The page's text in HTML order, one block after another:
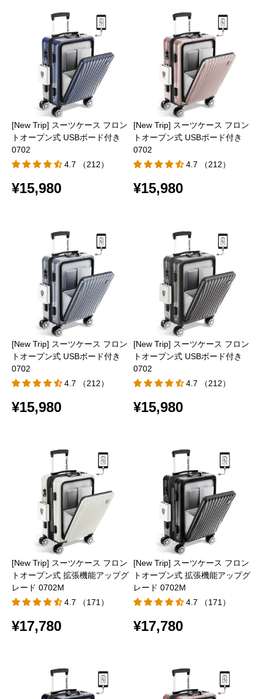
[New Trip] スーツケース フロン
トオープン式 USBボード付き
0702
4.7 （212）
¥15,980
[New Trip] スーツケース フロン
トオープン式 USBボード付き
0702
4.7 （212）
¥15,980
[New Trip] スーツケース フロン
トオープン式 USBボード付き
0702
4.7 （212）
¥15,980
[New Trip] スーツケース フロン
トオープン式 USBボード付き
0702
4.7 （212）
¥15,980
[New Trip] スーツケース フロン
トオープン式 拡張機能アップグ
レード 0702M
4.7 （171）
¥17,780
[New Trip] スーツケース フロン
トオープン式 拡張機能アップグ
レード 0702M
4.7 （171）
¥17,780